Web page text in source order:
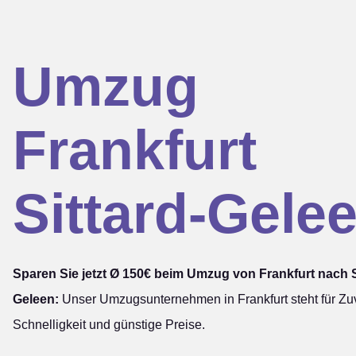
Umzug
Frankfurt
Sittard-
Sparen Sie jetzt Ø 150€ beim Umzug von Frankfurt nach
Geleen: Unser Umzugsunternehmen in Frankfurt steht für
Schnelligkeit und günstige Preise.